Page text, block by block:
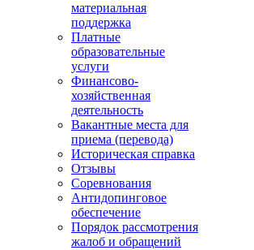
материальная
поддержка
Платные
образовательные
услуги
Финансово-
хозяйственная
деятельность
Вакантные места для
приема (перевода)
Историческая справка
Отзывы
Соревнования
Антидопинговое
обеспечение
Порядок рассмотрения
жалоб и обращений